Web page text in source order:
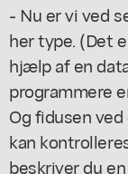
- Nu er vi ved
her type. (Det
hjælp af en
programmere
Og fidusen
kan
beskriver du